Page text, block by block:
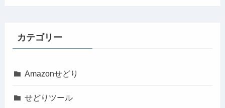
カテゴリー
Amazonせどり
せどりツール